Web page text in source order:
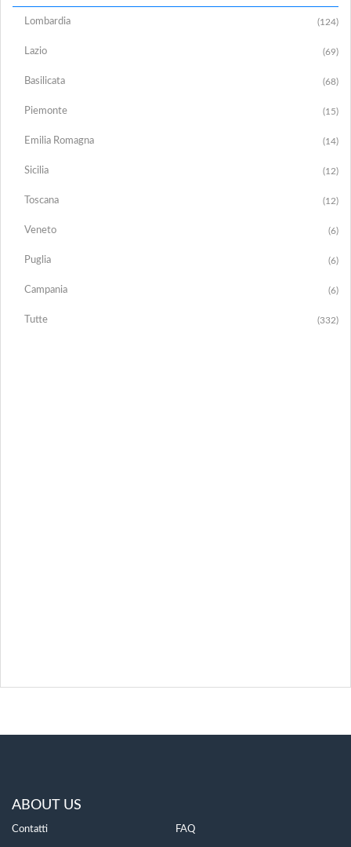
Lombardia (124)
Lazio (69)
Basilicata (68)
Piemonte (15)
Emilia Romagna (14)
Sicilia (12)
Toscana (12)
Veneto (6)
Puglia (6)
Campania (6)
Tutte (332)
ABOUT US
Contatti FAQ